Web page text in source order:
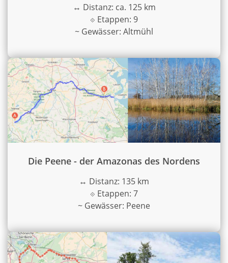
↔ Distanz: ca. 125 km
⟐ Etappen: 9
~ Gewässer: Altmühl
Die Peene - der Amazonas des Nordens
↔ Distanz: 135 km
⟐ Etappen: 7
~ Gewässer: Peene